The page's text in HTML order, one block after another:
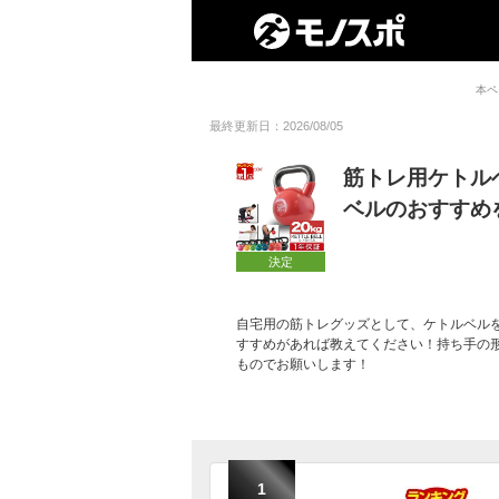
本
最終更新日：2026/08/05
決定
筋トレ用ケト
ベルのおすすめ
自宅用の筋トレグッズとして、ケトルベ
すすめがあれば教えてください！持ち手の
ものでお願いします！
1